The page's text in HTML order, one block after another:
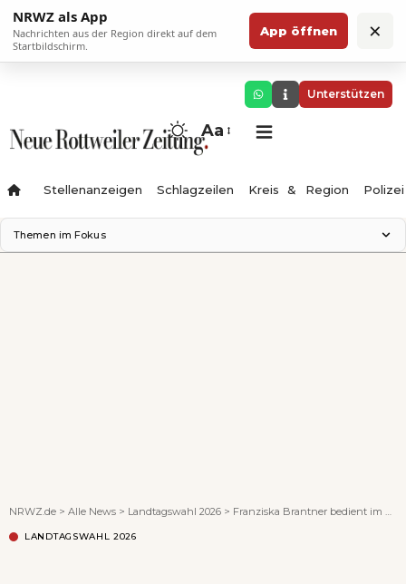
NRWZ als App
Nachrichten aus der Region direkt auf dem
Startbildschirm.
App öffnen ×
Unterstützen
Aa
Stellenanzeigen Schlagzeilen Kreis & Region Polizei
Themen im Fokus
NRWZ.de > Alle News > Landtagswahl 2026 > Franziska Brantner bedient im Schwarzen Lamm
LANDTAGSWAHL 2026